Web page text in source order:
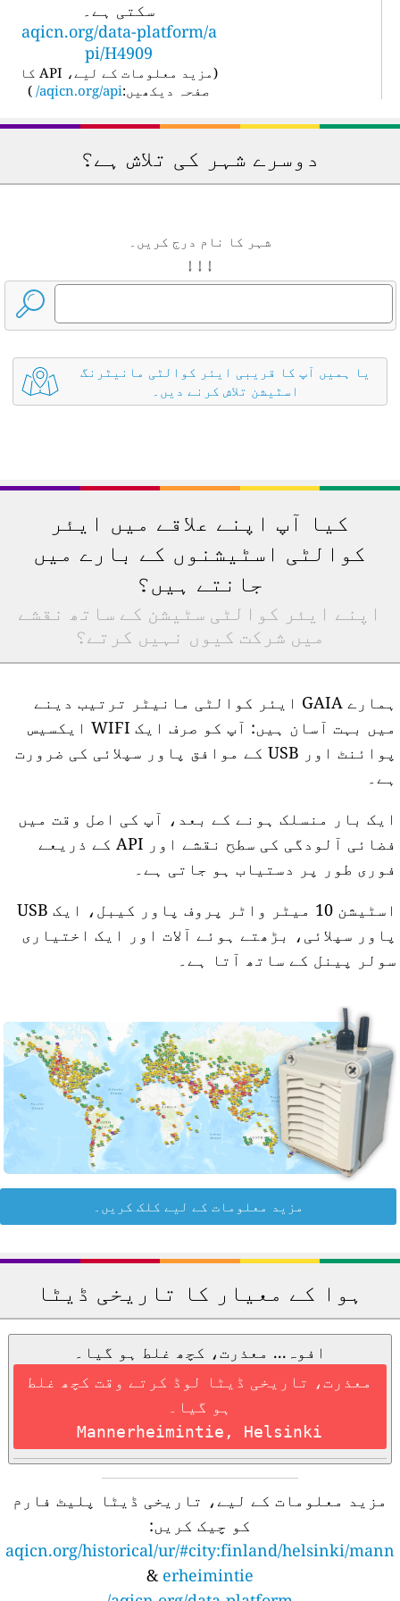
سکتی ہے۔
aqicn.org/data-platform/a
pi/H4909
مزید معلومات کے لیے، API کا
صفحہ دیکھیں:aqicn.org/api/
)
دوسرے شہر کی تلاش ہے؟
شہر کا نام درج کریں۔
↓ ↓ ↓
یا ہمیں آپ کا قریبی ایئر کوالٹی مانیٹرنگ
اسٹیشن تلاش کرنے دیں۔
کیا آپ اپنے علاقے میں ایئر
کوالٹی اسٹیشنوں کے بارے میں
جانتے ہیں؟
اپنے ایئر کوالٹی سٹیشن کے ساتھ نقشے
میں شرکت کیوں نہیں کرتے؟
ہمارے GAIA ایئر کوالٹی مانیٹر ترتیب دینے
میں بہت آسان ہیں: آپ کو صرف ایک WIFI ایکسیس
پوائنٹ اور USB کے موافق پاور سپلائی کی ضرورت
ہے۔
ایک بار منسلک ہونے کے بعد، آپ کی اصل وقت میں
فضائی آلودگی کی سطح نقشے اور API کے ذریعے
فوری طور پر دستیاب ہو جاتی ہے۔
اسٹیشن 10 میٹر واٹر پروف پاور کیبل، ایک USB
پاور سپلائی، بڑھتے ہوئے آلات اور ایک اختیاری
سولر پینل کے ساتھ آتا ہے۔
مزید معلومات کے لیے کلک کریں۔
ہوا کے معیار کا تاریخی ڈیٹا
افوہ... معذرت، کچھ غلط ہو گیا۔
معذرت، تاریخی ڈیٹا لوڈ کرتے وقت کچھ غلط
ہو گیا۔
Mannerheimintie, Helsinki
مزید معلومات کے لیے، تاریخی ڈیٹا پلیٹ فارم
کو چیک کریں:
aqicn.org/historical/ur/#city:finland/helsinki/mann
erheimintie
&